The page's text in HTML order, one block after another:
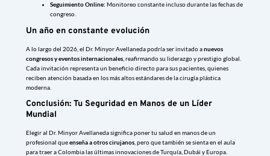
Seguimiento Online: Monitoreo constante incluso durante las fechas de
congreso.
Un año en constante evolución
A lo largo del 2026, el Dr. Minyor Avellaneda podría ser invitado anuevos
congresos y eventos internacionales , reafirmando su liderazgo y prestigio global.
Cada invitación representa un beneficio directo para sus pacientes, quienes
reciben atención basada en los más altos estándares de la cirugía plástica
moderna.
Conclusión: Tu Seguridad en Manos de un Líder
Mundial
Elegir al Dr. Minyor Avellaneda significa poner tu salud en manos de un
profesional queenseña a otros cirujanos , pero que también se sienta en el aula
para traer a Colombia las últimas innovaciones de Turquía, Dubái y Europa.